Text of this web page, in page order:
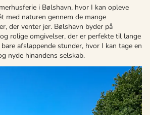
i Bølshavn, hvor I kan opleve
med naturen gennem de mange
der venter jer. Bølshavn byder på
rolige omgivelser, der er perfekte til lange
afslappende stunder, hvor I kan tage en
nyde hinandens selskab.